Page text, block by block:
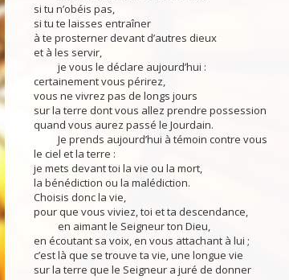
si tu n’obéis pas,
si tu te laisses entraîner
à te prosterner devant d’autres dieux
et à les servir,
je vous le déclare aujourd’hui :
certainement vous périrez,
vous ne vivrez pas de longs jours
sur la terre dont vous allez prendre possession
quand vous aurez passé le Jourdain.
Je prends aujourd’hui à témoin contre vous
le ciel et la terre :
je mets devant toi la vie ou la mort,
la bénédiction ou la malédiction.
Choisis donc la vie,
pour que vous viviez, toi et ta descendance,
en aimant le Seigneur ton Dieu,
en écoutant sa voix, en vous attachant à lui ;
c’est là que se trouve ta vie, une longue vie
sur la terre que le Seigneur a juré de donner